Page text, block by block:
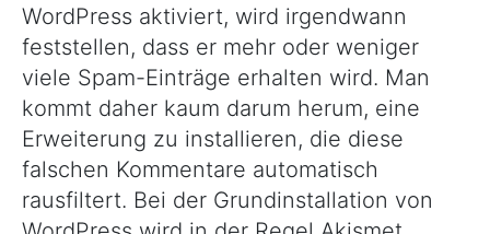
WordPress aktiviert, wird irgendwann
feststellen, dass er mehr oder weniger
viele Spam-Einträge erhalten wird. Man
kommt daher kaum darum herum, eine
Erweiterung zu installieren, die diese
falschen Kommentare automatisch
rausfiltert. Bei der Grundinstallation von